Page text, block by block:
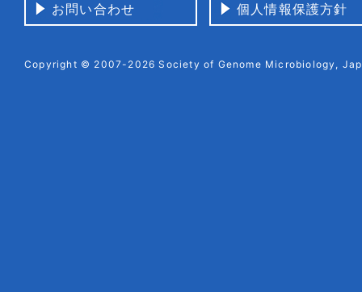
お問い合わせ 個人情報保護方針
Copyright © 2007-2026 Society of Genome Microbiology,